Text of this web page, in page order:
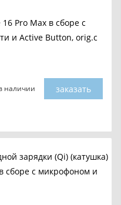
Pro Max в сборе c
и Active Button, orig.c
наличии заказать
зарядки (Qi) (катушка)
сборе с микрофоном и